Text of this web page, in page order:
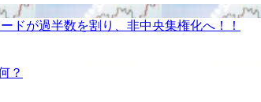
ドが過半数を割り、非中央集権化へ！！
？